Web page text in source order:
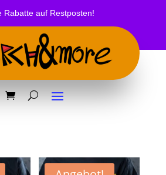
Rabatte auf Restposten!